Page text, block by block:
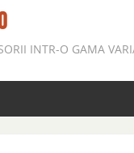
INTR-O GAMA